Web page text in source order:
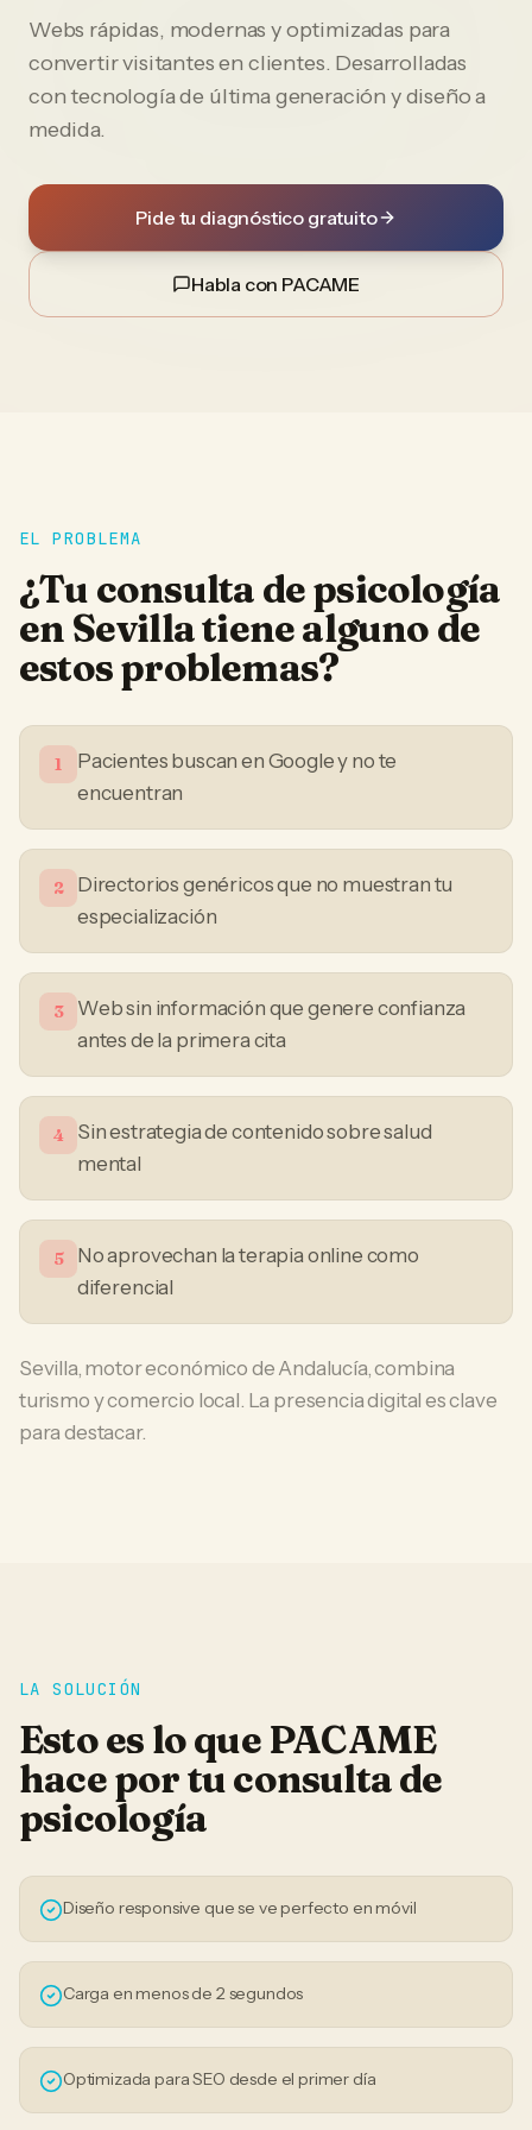
Webs rápidas, modernas y optimizadas para
convertir visitantes en clientes. Desarrolladas
con tecnología de última generación y diseño a
medida.
Pide tu diagnóstico gratuito
Habla con PACAME
EL PROBLEMA
¿Tu consulta de psicología
en Sevillatiene alguno de
estos problemas?
1
Pacientes buscan en Google y no te
encuentran
2
Directorios genéricos que no muestran tu
especialización
3
Web sin información que genere confianza
antes de la primera cita
4
Sin estrategia de contenido sobre salud
mental
5
No aprovechan la terapia online como
diferencial
Sevilla, motor económico de Andalucía, combina
turismo y comercio local. La presencia digital es clave
para destacar.
LA SOLUCIÓN
Esto es lo que PACAME
hace por tuconsulta de
psicología
Diseño responsive que se ve perfecto en móvil
Carga en menos de 2 segundos
Optimizada para SEO desde el primer día